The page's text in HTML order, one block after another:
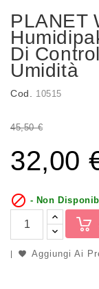
PLANET
Di
Umidità
Cod. 10515
45,50 €
32,00
 - Non
Aggiungi Ai